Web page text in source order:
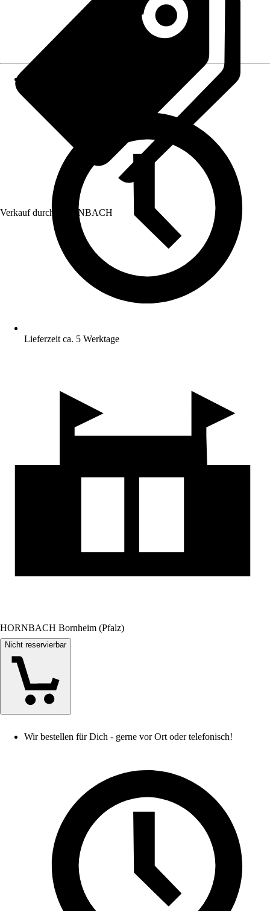
Verkauf durch: HORNBACH
Lieferzeit ca. 5 Werktage
HORNBACH Bornheim (Pfalz)
Nicht reservierbar
Wir bestellen für Dich - gerne vor Ort oder telefonisch!